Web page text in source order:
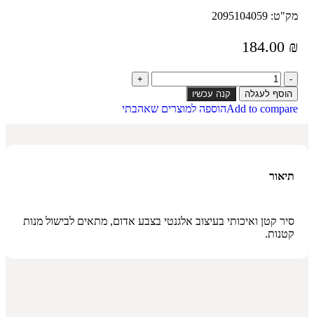
מק"ט: 2095104059
184.00 ₪
הוסף לעגלה קנה עכשיו
Add to compareהוספה למוצרים שאהבתי
תיאור
סיר קטן ואיכותי בעיצוב אלגנטי בצבע אדום, מתאים לבישול מנות
קטנות.